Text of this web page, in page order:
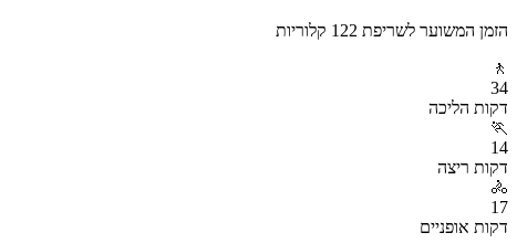
הזמן המשוער לשריפת 122 קלוריות
🚶
34
דקות הליכה
🏃
14
דקות ריצה
🚴
17
דקות אופניים